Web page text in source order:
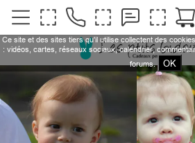
Ce site et des sites tiers qu'il utilise collectent des
: vidéos, cartes, réseaux sociaux, calendrier,
forums.
OK